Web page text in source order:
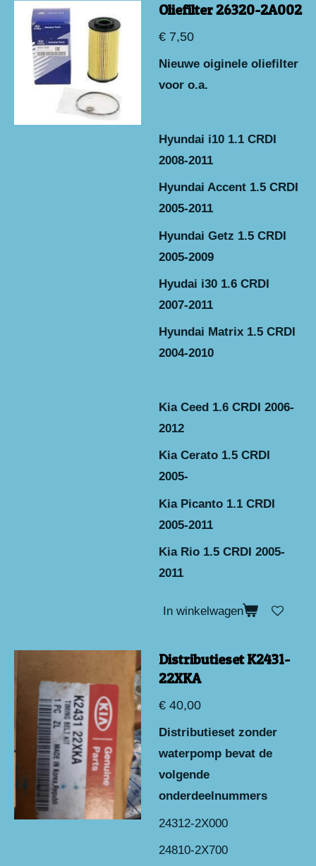
Oliefilter 26320-2A002
€ 7,50
Nieuwe oiginele oliefilter
voor o.a.
Hyundai i10 1.1 CRDI
2008-2011
Hyundai Accent 1.5 CRDI
2005-2011
Hyundai Getz 1.5 CRDI
2005-2009
Hyudai i30 1.6 CRDI
2007-2011
Hyundai Matrix 1.5 CRDI
2004-2010
Kia Ceed 1.6 CRDI 2006-
2012
Kia Cerato 1.5 CRDI
2005-
Kia Picanto 1.1 CRDI
2005-2011
Kia Rio 1.5 CRDI 2005-
2011
In winkelwagen
Distributieset K2431-
22XKA
€ 40,00
Distributieset zonder
waterpomp bevat de
volgende
onderdeelnummers
24312-2X000
24810-2X700